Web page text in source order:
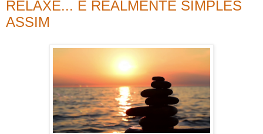
RELAXE... É REALMENTE SIMPLES
ASSIM